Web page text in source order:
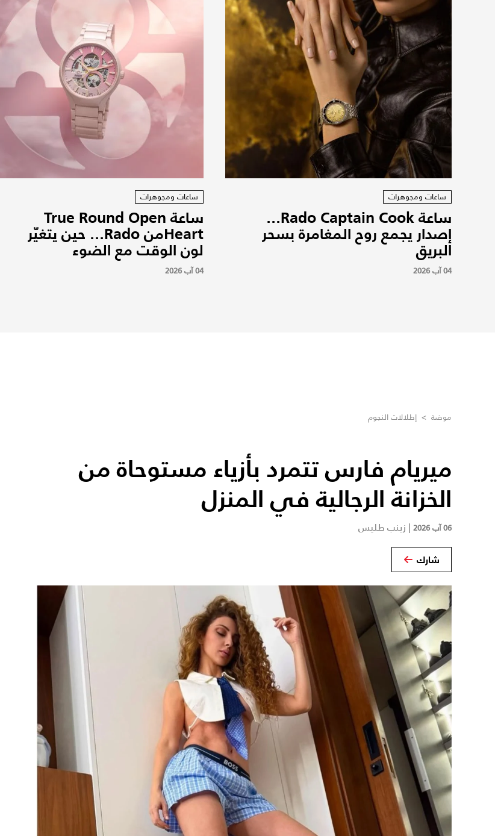
ساعات ومجوهرات
ساعة Rado Captain Cook...
إصدار يجمع روح المغامرة بسحر
البريق
04 آب 2026
ساعات ومجوهرات
ساعة True Round Open
Heartمن Rado... حين يتغيّر
لون الوقت مع الضوء
04 آب 2026
موضة > إطلالات النجوم
ميريام فارس تتمرد بأزياء مستوحاة من
الخزانة الرجالية في المنزل
06 آب 2026 | زينب طليس
شارك